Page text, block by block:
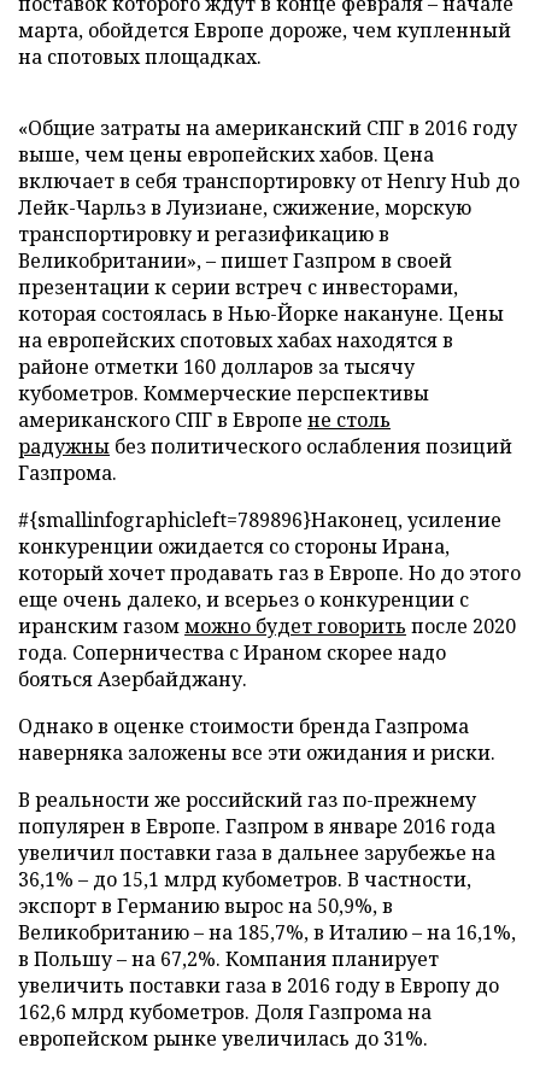
марта, обойдется Европе дороже, чем купленный
на спотовых площадках.
«Общие затраты на американский СПГ в 2016 году
выше, чем цены европейских хабов. Цена
включает в себя транспортировку от Henry Hub до
Лейк-Чарльз в Луизиане, сжижение, морскую
транспортировку и регазификацию в
Великобритании», – пишет Газпром в своей
презентации к серии встреч с инвесторами,
которая состоялась в Нью-Йорке накануне. Цены
на европейских спотовых хабах находятся в
районе отметки 160 долларов за тысячу
кубометров. Коммерческие перспективы
американского СПГ в Европе не столь
радужны без политического ослабления позиций
Газпрома.
#{smallinfographicleft=789896}Наконец, усиление
конкуренции ожидается со стороны Ирана,
который хочет продавать газ в Европе. Но до этого
еще очень далеко, и всерьез о конкуренции с
иранским газомможно будет говорить после 2020
года. Соперничества с Ираном скорее надо
бояться Азербайджану.
Однако в оценке стоимости бренда Газпрома
наверняка заложены все эти ожидания и риски.
В реальности же российский газ по-прежнему
популярен в Европе. Газпром в январе 2016 года
увеличил поставки газа в дальнее зарубежье на
36,1% – до 15,1 млрд кубометров. В частности,
экспорт в Германию вырос на 50,9%, в
Великобританию – на 185,7%, в Италию – на 16,1%,
в Польшу – на 67,2%. Компания планирует
увеличить поставки газа в 2016 году в Европу до
162,6 млрд кубометров. Доля Газпрома на
европейском рынке увеличилась до 31%.